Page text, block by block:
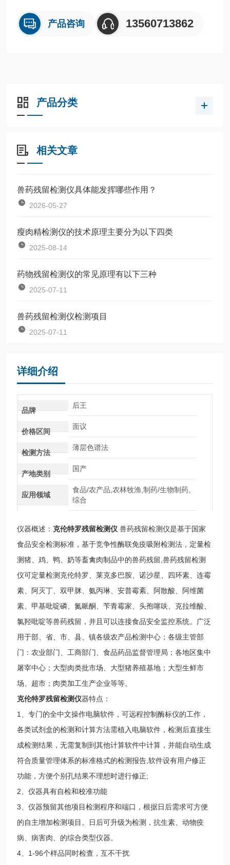
产品咨询 13560713862
产品分类
相关文章
兽药残留检测仪具体能发挥哪些作用？
2026-05-27
瘦肉精检测仪的技术原理主要分为以下四类
2025-08-14
药物残留检测仪的常见原理有以下三种
2025-07-11
兽药残留检测仪检测项目
2025-07-11
详细介绍
品牌
后王
价格区间
面议
检测方法
薄层色谱法
产地类别
国产
应用领域
食品/农产品,农林牧渔,制药/生物制药,
综合
仪器概述：克伦特罗残留检测仪 兽药残留检测仪是基于国家
食品安全检测标准，基于竞争性酶联免疫吸附检测法，定量检
测猪、鸡、鸭、奶等畜禽肉制品中的兽药残留,兽药残留检测
仪可定量检测克伦特罗、莱克多巴胺、诺沙星、四环素、连霉
素、阿灭丁、双甲脒、氨丙琳、安普霉紊、阿散酸、阿维菌
素、甲基吡啶磷、氮哌酮、苄青霉家、头孢噻呋、克拉维酸、
氯羟吡啶等兽药残留，并且可以连接食品安全监控系统。广泛
用于部、省、市、县、镇各级农产品检测中心；各级主管部
门：农业部门、工商部门、食品药品监督管理局；各地区集中
屠宰中心；大型肉类批市场、大型猪养殖基地；大型生鲜市
场、超市；肉类加工生产企业等等。
克伦特罗残留检测仪器特点：
1、专门的全中文操作电脑软件，可远程控制酶标仪的工作，
各类试剂盒的检测和计算方法需植入电脑软件，检测后直接生
成检测结果，无需复制到其他计算软件中计算，并能自动生成
符合质量管理体系的标准格式的检测报告,软件设有用户修正
功能，方便个别孔结果不理想时进行修正;
2、仪器具有自检和校准功能
3、仪器预留其他项目检测程序和端口，根据日后需求可方便
的自主增加检测项目。日后可升级为检测，抗生素、动物疫
病、病害肉、的综合类型仪器。
4、1-96个样品同时检查，互不干扰